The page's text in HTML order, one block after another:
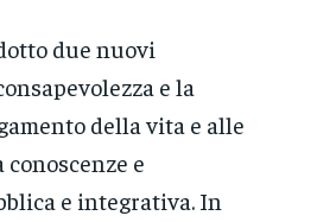
due nuovi
e la
della vita e alle
e
e integrativa. In